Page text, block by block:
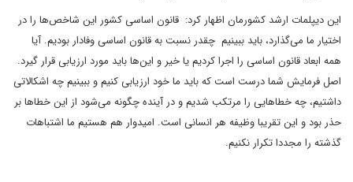
این دیپلمات ارشد کشورمان اظهار کرد: قانون اساسی کشور این شاخص‌ها را در
اختیار ما می‌گذارد، باید ببینیم چقدر نسبت به قانون اساسی وفادار بودیم. آیا
همه ابعاد قانون اساسی را اجرا کردیم یا خیر و این‌ها باید مورد ارزیابی قرار گیرد.
اصل فرمایش شما درست است که باید ما خود ارزیابی کنیم و ببینیم چه اشکالاتی
داشتیم، چه خطاهایی را مرتکب شدیم و در آینده چگونه می‌شود از این خطاها بر
حذر بود و این تقریبا وظیفه هر انسانی است. امیدوار هم هستیم ما اشتباهات
گذشته را مجددا تکرار نکنیم.